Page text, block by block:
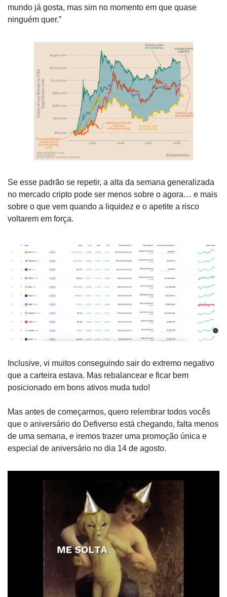
mundo já gosta, mas sim no momento em que quase
ninguém quer.”
Se esse padrão se repetir, a alta da semana generalizada
no mercado cripto pode ser menos sobre o agora… e mais
sobre o que vem quando a liquidez e o apetite a risco
voltarem em força.
Inclusive, vi muitos conseguindo sair do extremo negativo
que a carteira estava. Mas rebalancear e ficar bem
posicionado em bons ativos muda tudo!
Mas antes de começarmos, quero relembrar todos vocês
que o aniversário do Defiverso está chegando, falta menos
de uma semana, e iremos trazer uma promoção única e
especial de aniversário no dia 14 de agosto.